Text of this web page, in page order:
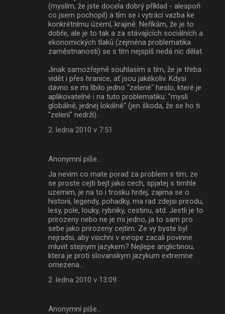
(myslím, že jste docela dobrý příklad - alespoň
co jsem pochopil) a tím se i vytrácí vazba ke
konkrétnímu území, krajině. Neříkám, že je to
dobře, ale je to tak a za stávajících sociálních a
ekonomických tlaků (zejména problematika
zaměstnanosti) se s tím nejspíš nedá nic dělat.
Jinak samozřejmě souhlasím s tím, že je třeba
vidět i přes hranice, ať jsou jakékoliv. Kdysi
dávno se mi líbilo jedno "zelené" heslo, které je
aplikovatelné i na tuto problematiku: "mysli
globálně, jednej lokálně" (jen škoda, že se ho ti
"zelení" nedrží).
2. ledna 2010 v 7:51
Anonymní píše…
Ja nevim co mate porad za problem s tim, ze
se proste cejti bejt jako cech, spjatej s timhle
uzemim, je na to i trosku hrdej, zajima se o
historii, legendy, pohadky, ma rad zdejsi prirodu,
lesy, pole, louky, rybniky, cestinu, atd. Jestli je to
prirozeny nebo ne je mi jedno, ja to sam pro
sebe jako prirozeny cejtim. Ze vy byste byl
nejradsi, aby vsichni v evrope zacali povinne
mluvit stejnym jazykem? Nejlepe anglictinou,
ktera je proti slovanskym jazykum extremne
omezena...
2. ledna 2010 v 13:09
Anonymní píše…